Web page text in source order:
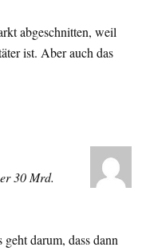
abgeschnitten, weil
ist. Aber auch das
30 Mrd.
darum, dass dann